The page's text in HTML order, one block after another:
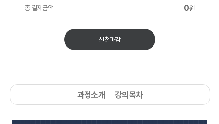
총 결제금액 0원
신청마감
과정소개 강의목차